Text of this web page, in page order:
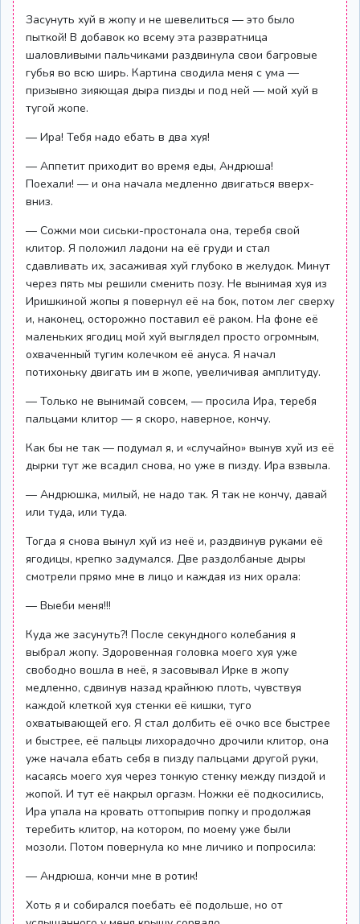
Засунуть хуй в жопу и не шевелиться — это было
пыткой! В добавок ко всему эта развратница
шаловливыми пальчиками раздвинула свои багровые
губья во всю ширь. Картина сводила меня с ума —
призывно зияющая дыра пизды и под ней — мой хуй в
тугой жопе.
— Ира! Тебя надо ебать в два хуя!
— Аппетит приходит во время еды, Андрюша!
Поехали! — и она начала медленно двигаться вверх-
вниз.
— Сожми мои сиськи-простонала она, теребя свой
клитор. Я положил ладони на её груди и стал
сдавливать их, засаживая хуй глубоко в желудок. Минут
через пять мы решили сменить позу. Не вынимая хуя из
Иришкиной жопы я повернул её на бок, потом лег сверху
и, наконец, осторожно поставил её раком. На фоне её
маленьких ягодиц мой хуй выглядел просто огромным,
охваченный тугим колечком её ануса. Я начал
потихоньку двигать им в жопе, увеличивая амплитуду.
— Только не вынимай совсем, — просила Ира, теребя
пальцами клитор — я скоро, наверное, кончу.
Как бы не так — подумал я, и «случайно» вынув хуй из её
дырки тут же всадил снова, но уже в пизду. Ира взвыла.
— Андрюшка, милый, не надо так. Я так не кончу, давай
или туда, или туда.
Тогда я снова вынул хуй из неё и, раздвинув руками её
ягодицы, крепко задумался. Две раздолбаные дыры
смотрели прямо мне в лицо и каждая из них орала:
— Выеби меня!!!
Куда же засунуть?! После секундного колебания я
выбрал жопу. Здоровенная головка моего хуя уже
свободно вошла в неё, я засовывал Ирке в жопу
медленно, сдвинув назад крайнюю плоть, чувствуя
каждой клеткой хуя стенки её кишки, туго
охватывающей его. Я стал долбить её очко все быстрее
и быстрее, её пальцы лихорадочно дрочили клитор, она
уже начала ебать себя в пизду пальцами другой руки,
касаясь моего хуя через тонкую стенку между пиздой и
жопой. И тут её накрыл оргазм. Ножки её подкосились,
Ира упала на кровать оттопырив попку и продолжая
теребить клитор, на котором, по моему уже были
мозоли. Потом повернула ко мне личико и попросила:
— Андрюша, кончи мне в ротик!
Хоть я и собирался поебать её подольше, но от